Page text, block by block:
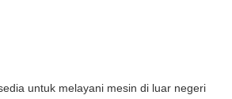
untuk melayani mesin di luar negeri